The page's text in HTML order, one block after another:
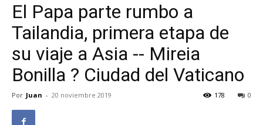
El Papa parte rumbo a
Tailandia, primera etapa de
su viaje a Asia -- Mireia
Bonilla ? Ciudad del Vaticano
Por Juan - 20 noviembre 2019 0
178